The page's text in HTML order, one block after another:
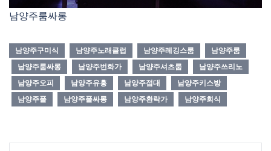
남양주룸싸롱
남양주구미식 남양주노래클럽 남양주레깅스룸
남양주룸
남양주룸싸롱
남양주번화가 남양주셔츠룸
남양주쓰리노
남양주오피
남양주유흥 남양주접대
남양주키스방
남양주풀
남양주풀싸롱 남양주환락가 남양주회식